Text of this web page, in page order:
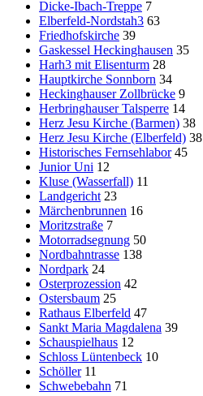
Dicke-Ibach-Treppe 7
Elberfeld-Nordstah3 63
Friedhofskirche 39
Gaskessel Heckinghausen 35
Harh3 mit Elisenturm 28
Hauptkirche Sonnborn 34
Heckinghauser Zollbrücke 9
Herbringhauser Talsperre 14
Herz Jesu Kirche (Barmen) 38
Herz Jesu Kirche (Elberfeld) 38
Historisches Fernsehlabor 45
Junior Uni 12
Kluse (Wasserfall) 11
Landgericht 23
Märchenbrunnen 16
Moritzstraße 7
Motorradsegnung 50
Nordbahntrasse 138
Nordpark 24
Osterprozession 42
Ostersbaum 25
Rathaus Elberfeld 47
Sankt Maria Magdalena 39
Schauspielhaus 12
Schloss Lüntenbeck 10
Schöller 11
Schwebebahn 71